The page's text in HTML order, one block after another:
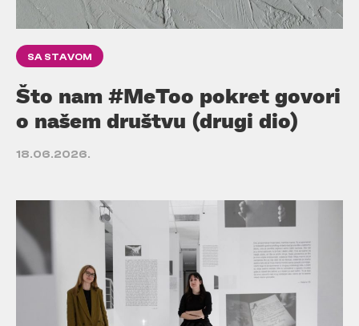
SA STAVOM
Što nam #MeToo pokret govori
o našem društvu (drugi dio)
18.06.2026.